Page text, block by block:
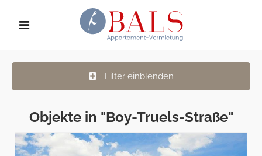
Filter einblenden
Objekte in "Boy-Truels-Straße"